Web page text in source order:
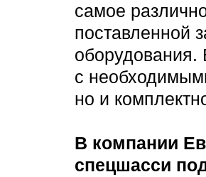
самое
поставленной
оборудования.
с
но и
В компании
спецшасси